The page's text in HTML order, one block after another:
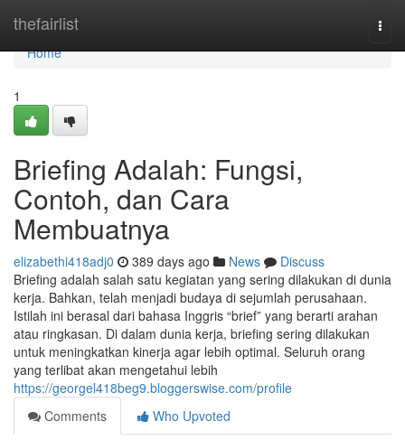
thefairlist
Home
Home
1
Briefing Adalah: Fungsi,
Contoh, dan Cara
Membuatnya
elizabethi418adj0 389 days ago News
Discuss
Briefing adalah salah satu kegiatan yang sering dilakukan di dunia
kerja. Bahkan, telah menjadi budaya di sejumlah perusahaan.
Istilah ini berasal dari bahasa Inggris “brief” yang berarti arahan
atau ringkasan. Di dalam dunia kerja, briefing sering dilakukan
untuk meningkatkan kinerja agar lebih optimal. Seluruh orang
yang terlibat akan mengetahui lebih
https://georgel418beg9.bloggerswise.com/profile
Comments
Who Upvoted